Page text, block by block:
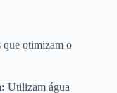
que otimizam o
Utilizam água